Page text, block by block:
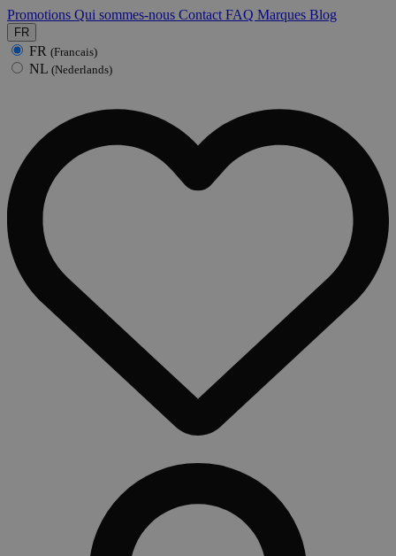
Promotions Qui sommes-nous Contact FAQ Marques Blog
FR
FR (Francais)
NL (Nederlands)